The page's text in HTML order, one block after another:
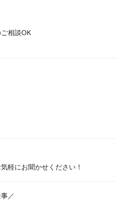
相談OK
軽にお聞かせください！
／